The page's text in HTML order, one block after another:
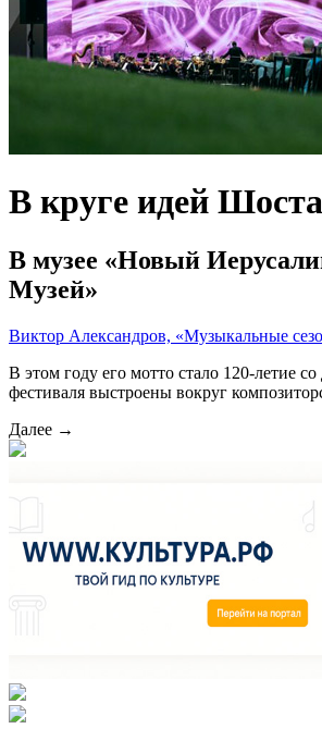
В круге идей
В музее «Новый
Музей»
Виктор Александров, «Музыкальные
В этом году его мотто стало 120-летие
фестиваля выстроены вокруг
Далее →